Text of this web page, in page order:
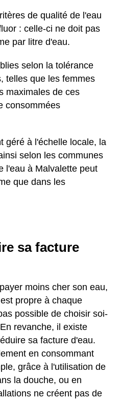
de qualité de l'eau
: celle-ci ne doit pas
par litre d'eau.
selon la tolérance
telles que les femmes
maximales de ces
consommées
géré à l'échelle locale, la
selon les communes
l'eau à Malvalette peut
que dans les
sa facture
moins cher son eau,
propre à chaque
possible de choisir soi-
revanche, il existe
sa facture d'eau.
en consommant
grâce à l'utilisation de
la douche, ou en
ne créent pas de